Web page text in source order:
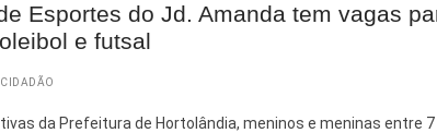
Esportes do Jd. Amanda tem vagas
e futsal
da Prefeitura de Hortolândia, meninos e meninas entre 7